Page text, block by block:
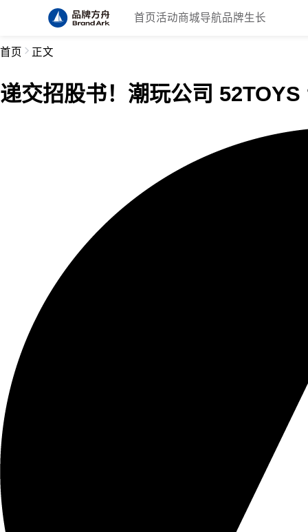
首页 活动商城导航品牌生长
首页 正文
递交招股书！潮玩公司